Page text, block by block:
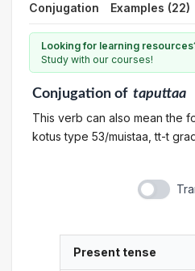
Conjugation Examples (22)
Looking for learning
Study with our courses!
Conjugationof taputtaa
This verb can also mean the
kotus type 53/muistaa, tt-t
Present tense